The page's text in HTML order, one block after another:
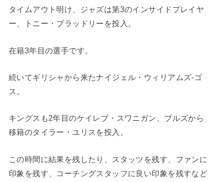
タイムアウト明け、ジャズは第3のインサイドプレイヤ
ー、トニー・ブラッドリーを投入。
在籍3年目の選手です。
続いてギリシャから来たナイジェル・ウィリアムズ-ゴ
ス。
キングスも2年目のケイレブ・スワニガン、ブルズから
移籍のタイラー・ユリスを投入。
この時間に結果を残したり、スタッツを残す、ファンに
印象を残す、コーチングスタッフに良い印象を残すなど